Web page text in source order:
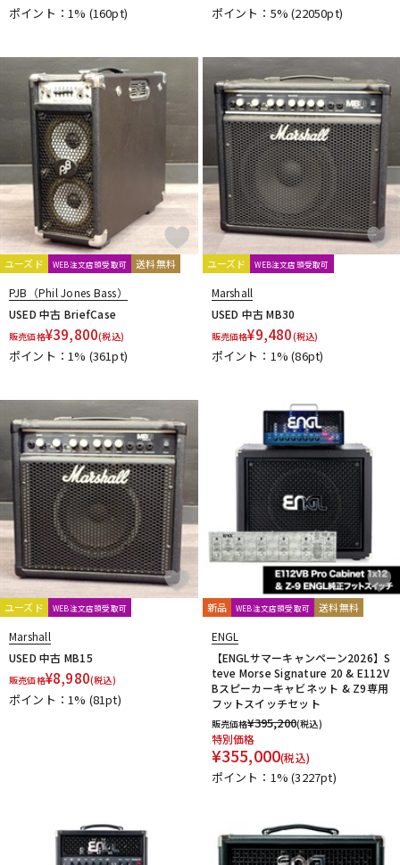
ポイント：1% (160pt) ポイント：5%(22050pt)
ユーズド WEB注文店頭受取可 送料無料
PJB（Phil Jones Bass）
USED 中古 BriefCase
販売価格¥39,800(税込)
ポイント：1% (361pt)
ユーズド WEB注文店頭受取可
Marshall
USED 中古 MB30
販売価格¥9,480(税込)
ポイント：1%(86pt)
ユーズド WEB注文店頭受取可
Marshall
USED 中古 MB15
販売価格¥8,980(税込)
ポイント：1% (81pt)
新品 WEB注文店頭受取可 送料無料
ENGL
【ENGLサマーキャンペーン2026】S
teve Morse Signature 20 & E112V
Bスピーカーキャビネット & Z9専用
フットスイッチセット
販売価格¥395,200(税込)
特別価格
¥355,000(税込)
ポイント：1%(3227pt)